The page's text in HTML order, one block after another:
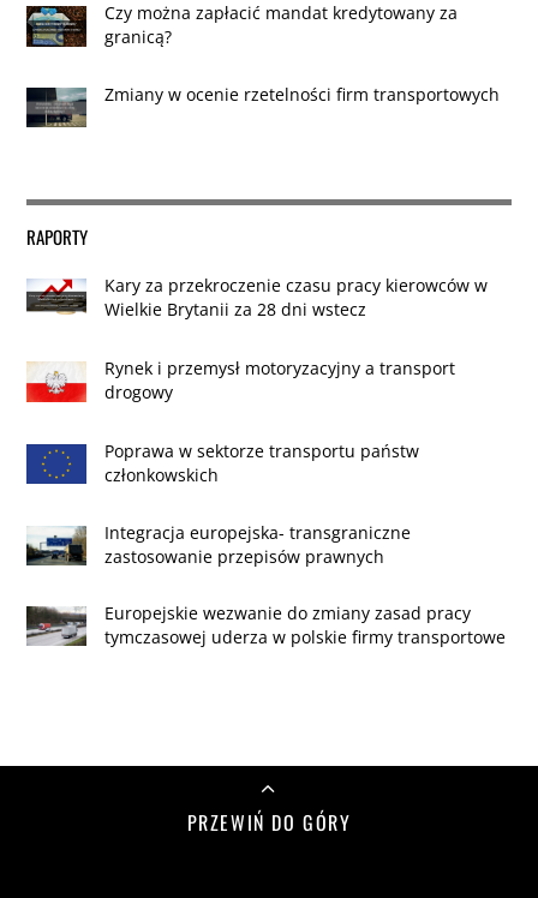
Czy można zapłacić mandat kredytowany za
granicą?
Zmiany w ocenie rzetelności firm transportowych
RAPORTY
Kary za przekroczenie czasu pracy kierowców w
Wielkie Brytanii za 28 dni wstecz
Rynek i przemysł motoryzacyjny a transport
drogowy
Poprawa w sektorze transportu państw
członkowskich
Integracja europejska- transgraniczne
zastosowanie przepisów prawnych
Europejskie wezwanie do zmiany zasad pracy
tymczasowej uderza w polskie firmy transportowe
PRZEWIŃ DO GÓRY